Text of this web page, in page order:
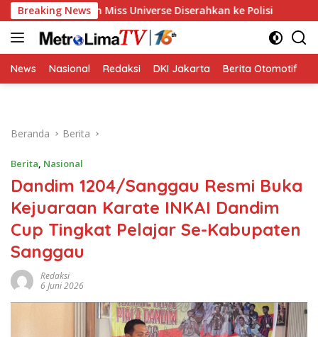
Langsung
ke
konten
Breaking News
Miss Universe Diserahkan ke Polisi Golkar Resmi
News Nasional Redaksi DKI Jakarta Berita Otomotif
Beranda Berita
Berita, Nasional
Dandim 1204/Sanggau Resmi Buka
Kejuaraan Karate INKAI Dandim
Cup Tingkat Pelajar Se-Kabupaten
Sanggau
Redaksi
6 Juni 2026